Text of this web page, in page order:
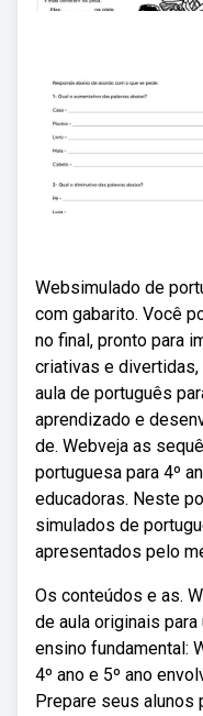
Websimulado de
com gabarito. Você
no final, pronto para
criativas e
aula de português
aprendizado e
de. Webveja as
portuguesa para 4º
educadoras. Neste
simulados de
apresentados pelo
Os conteúdos e as.
de aula originais
ensino fundamental:
4º ano e 5º ano
Prepare seus alunos